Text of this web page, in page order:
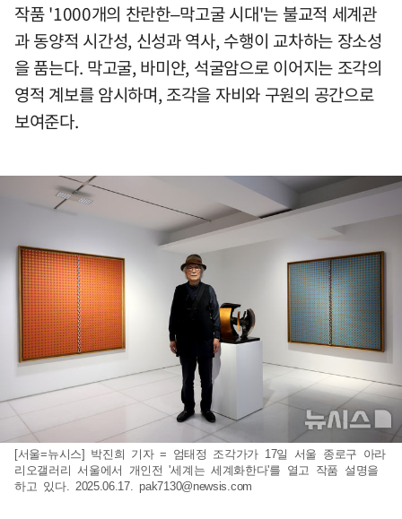
작품 '1000개의 찬란한–막고굴 시대'는 불교적 세계관
과 동양적 시간성, 신성과 역사, 수행이 교차하는 장소성
을 품는다. 막고굴, 바미얀, 석굴암으로 이어지는 조각의
영적 계보를 암시하며, 조각을 자비와 구원의 공간으로
보여준다.
[서울=뉴시스] 박진희 기자 = 엄태정 조각가가 17일 서울 종로구 아라
리오갤러리 서울에서 개인전 '세계는 세계화한다'를 열고 작품 설명을
하고 있다. 2025.06.17.pak7130@newsis.com